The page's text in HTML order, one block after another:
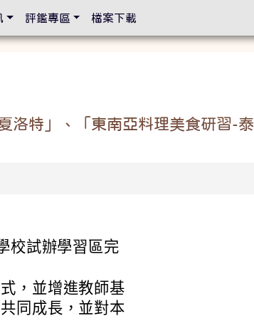
洛特」、「東南亞料理美食研習-泰
校試辦學習區完
，並增進教師基
同成長，並對本
評鑑專區 檔案下載